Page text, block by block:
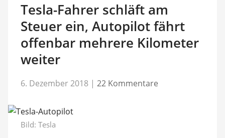
Tesla-Fahrer schläft am
Steuer ein, Autopilot fährt
offenbar mehrere Kilometer
weiter
6. Dezember 2018 | 22 Kommentare
Bild: Tesla